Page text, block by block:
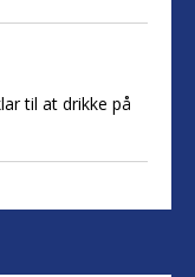
til at drikke på